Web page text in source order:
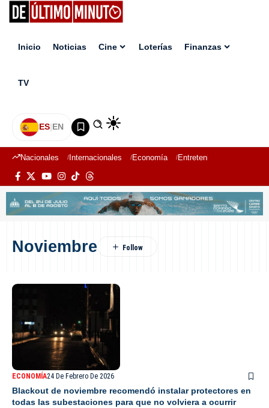
Inicio Noticias Cine Loterías Finanzas
TV
ES|EN
Nacionales Internacionales Economía Entretenimiento
Noviembre
ECONOMÍA24 De Febrero De 2026
Blackout de noviembre recomendó instalar protectores en
todas las subestaciones para que no volviera a ocurrir